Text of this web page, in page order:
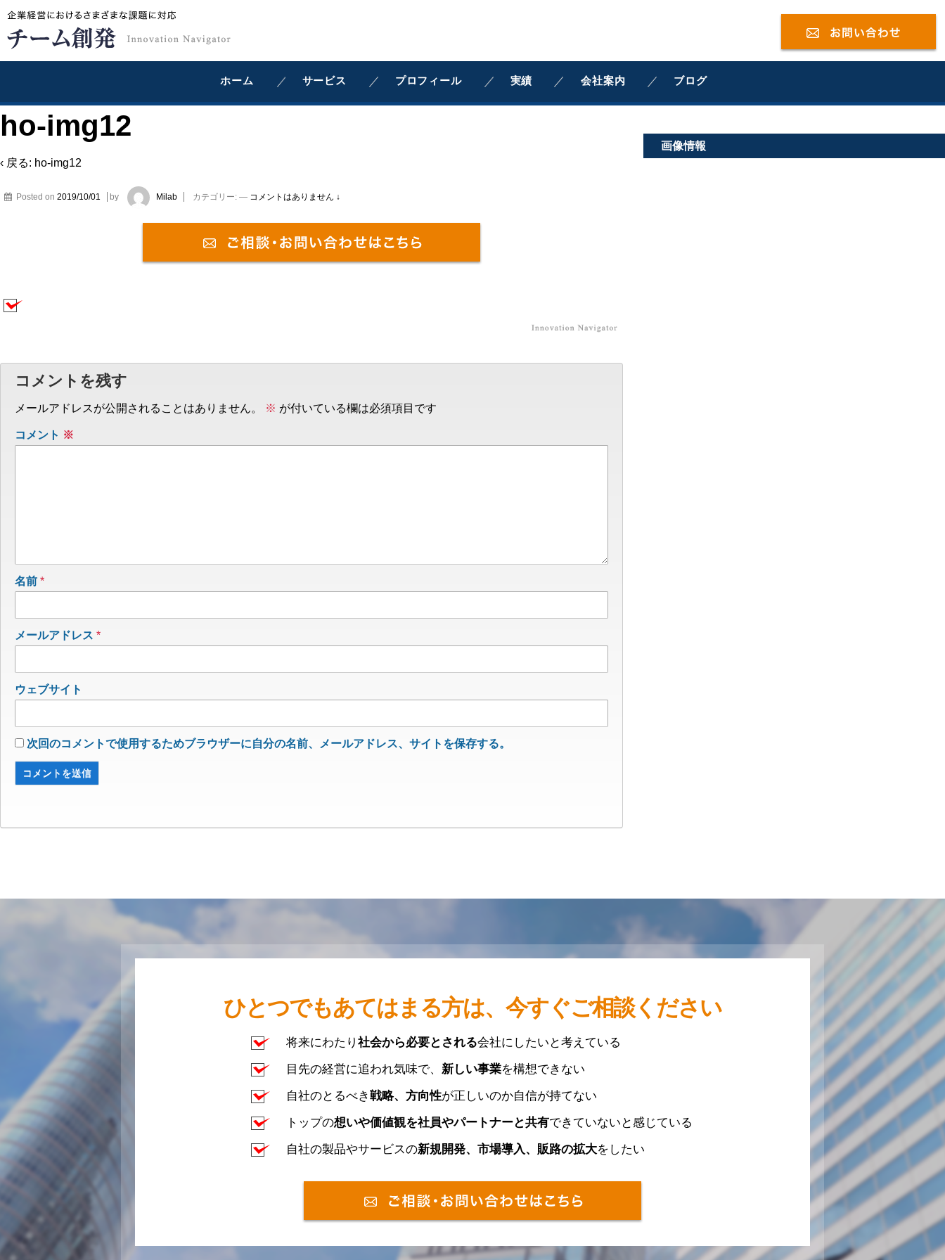
ホーム サービス プロフィール 実績 会社案内 ブログ
ho-img12
‹ 戻る: ho-img12
Posted on 2019/10/01 by Milab カテゴリー: — コメントはありません ↓
コメントを残す
メールアドレスが公開されることはありません。 ※ が付いている欄は必須項目です
コメント ※
名前 *
メールアドレス *
ウェブサイト
次回のコメントで使用するためブラウザーに自分の名前、メールアドレス、サイトを保存する。
画像情報
ひとつでもあてはまる方は、今すぐご相談ください
将来にわたり 社会から必要とされる会社にしたいと考えている
目先の経営に追われ気味で、 新しい事業を構想できない
自社のとるべき戦略、方向性が正しいのか自信が持てない
トップの想いや価値観を社員やパートナーと共有できていないと感じている
自社の製品やサービスの新規開発、市場導入、販路の拡大をしたい